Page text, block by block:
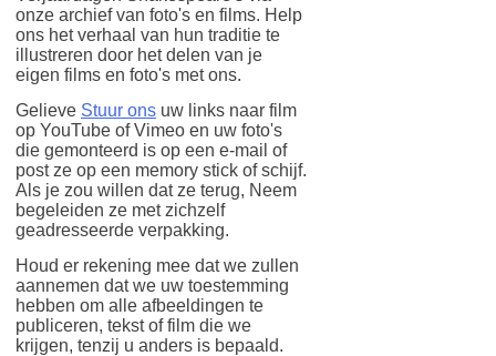
onze archief van foto's en films. Help
ons het verhaal van hun traditie te
illustreren door het delen van je
eigen films en foto's met ons.
Gelieve Stuur ons uw links naar film
op YouTube of Vimeo en uw foto's
die gemonteerd is op een e-mail of
post ze op een memory stick of schijf.
Als je zou willen dat ze terug, Neem
begeleiden ze met zichzelf
geadresseerde verpakking.
Houd er rekening mee dat we zullen
aannemen dat we uw toestemming
hebben om alle afbeeldingen te
publiceren, tekst of film die we
krijgen, tenzij u anders is bepaald.